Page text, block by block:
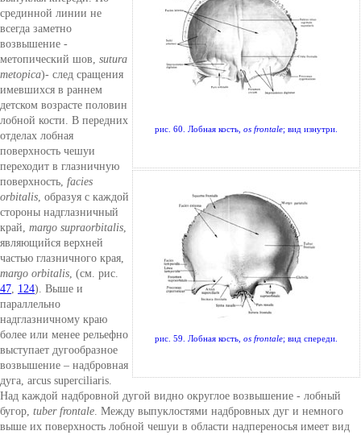
рис. 60. Лобная кость, os frontale; вид изнутри.
рис. 59. Лобная кость, os frontale; вид спереди.
срединной линии не
всегда заметно
возвышение -
метопический шов, sutura
metopica)- след сращения
имевшихся в раннем
детском возрасте половин
лобной кости. В передних
отделах лобная
поверхность чешуи
переходит в глазничную
поверхность, facies
orbitalis, образуя с каждой
стороны надглазничный
край, margo supraorbitalis,
являющийся верхней
частью глазничного края,
margo orbitalis, (см. рис.
47, 124). Выше и
параллельно
надглазничному краю
более или менее рельефно
выступает дугообразное
возвышение – надбровная
дуга, arcus superciliaris.
Над каждой надбровной дугой видно округлое возвышение - лобный
бугор, tuber frontale. Между выпуклостями надбровных дуг и немного
выше их поверхность лобной чешуи в области надпереносья имеет вид